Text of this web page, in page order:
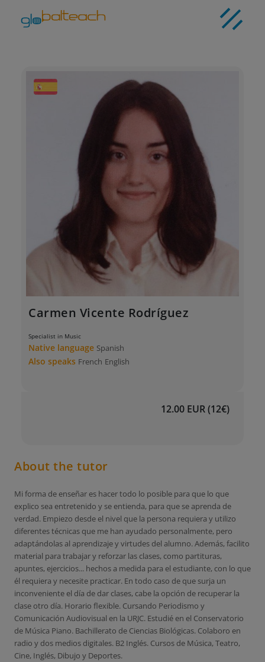
Carmen Vicente Rodríguez
Specialist in Music
Native language Spanish
Also speaks French English
12.00 EUR (12€)
About the tutor
Mi forma de enseñar es hacer todo lo posible para que lo que
explico sea entretenido y se entienda, para que se aprenda de
verdad. Empiezo desde el nivel que la persona requiera y utilizo
diferentes técnicas que me han ayudado personalmente, pero
adaptándolas al aprendizaje y virtudes del alumno. Además, facilito
material para trabajar y reforzar las clases, como partituras,
apuntes, ejercicios... hechos a medida para el estudiante, con lo que
él requiera y necesite practicar. En todo caso de que surja un
inconveniente el día de dar clases, cabe la opción de recuperar la
clase otro día. Horario flexible. Cursando Periodismo y
Comunicación Audiovisual en la URJC. Estudié en el Conservatorio
de Música Piano. Bachillerato de Ciencias Biológicas. Colaboro en
radio y dos medios digitales. B2 Inglés. Cursos de Música, Teatro,
Cine, Inglés, Dibujo y Deportes.